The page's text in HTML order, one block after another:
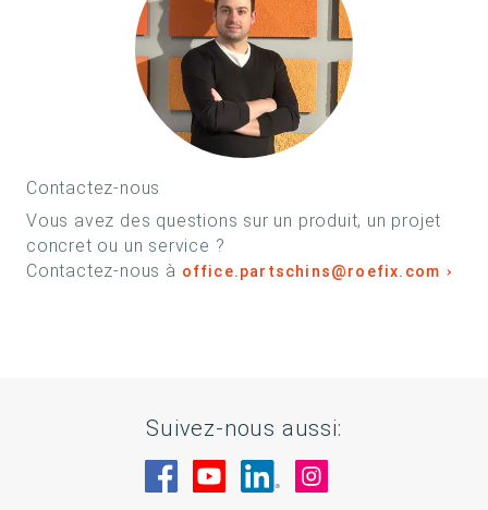
Contactez-nous
Vous avez des questions sur un produit, un projet
concret ou un service ?
Contactez-nous à office.partschins@roefix.com
Suivez-nous aussi:
Rendez-nous visite sur Facebook
Rendez-nous visite sur
Rendez-nous visite